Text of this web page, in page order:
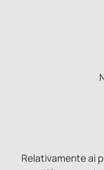
Relativamente ai